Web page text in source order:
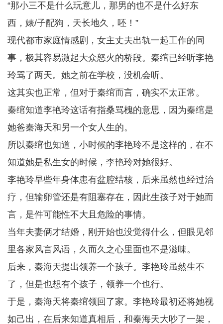
“那小三不是什么玩意儿，那男的也不是什么好东
西，婊/子配狗，天长地久，呸！”
现代都市家庭情感剧，女主丈夫出轨一起工作的同
事，极其容易激起大众怒火的桥段。秦绾已经听李艳
玲骂了两天。她之前在学校，没机会听。
这其实也正常，但对于秦绾而言，确实不太正常。
秦绾知道李艳玲这话有指桑骂槐的意思，因为秦绾是
她爸秦海天和另一个女人生的。
所以秦绾也知道，小时候的李艳玲不是这样的，在不
知道她是私生女的时候，李艳玲对她很好。
李艳玲早些年身体患有盆腔结核，后来虽然也经过治
疗，但输卵管还是有阻塞存在，因此生孩子对于她而
言，是件可能性不大且危险的事情。
当年夫妻俩才结婚，刚开始也没觉得什么，但眼见邻
里各家风言风语，久而久之心里面也不是滋味。
后来，秦海天提出领养一个孩子。李艳玲虽然生不
了，但是也想有个孩子，领养一个也行。
于是，秦海天将秦绾领回了家。李艳玲最初还将她视
如己出，在后来知道真相后，和秦海天大吵了一架，